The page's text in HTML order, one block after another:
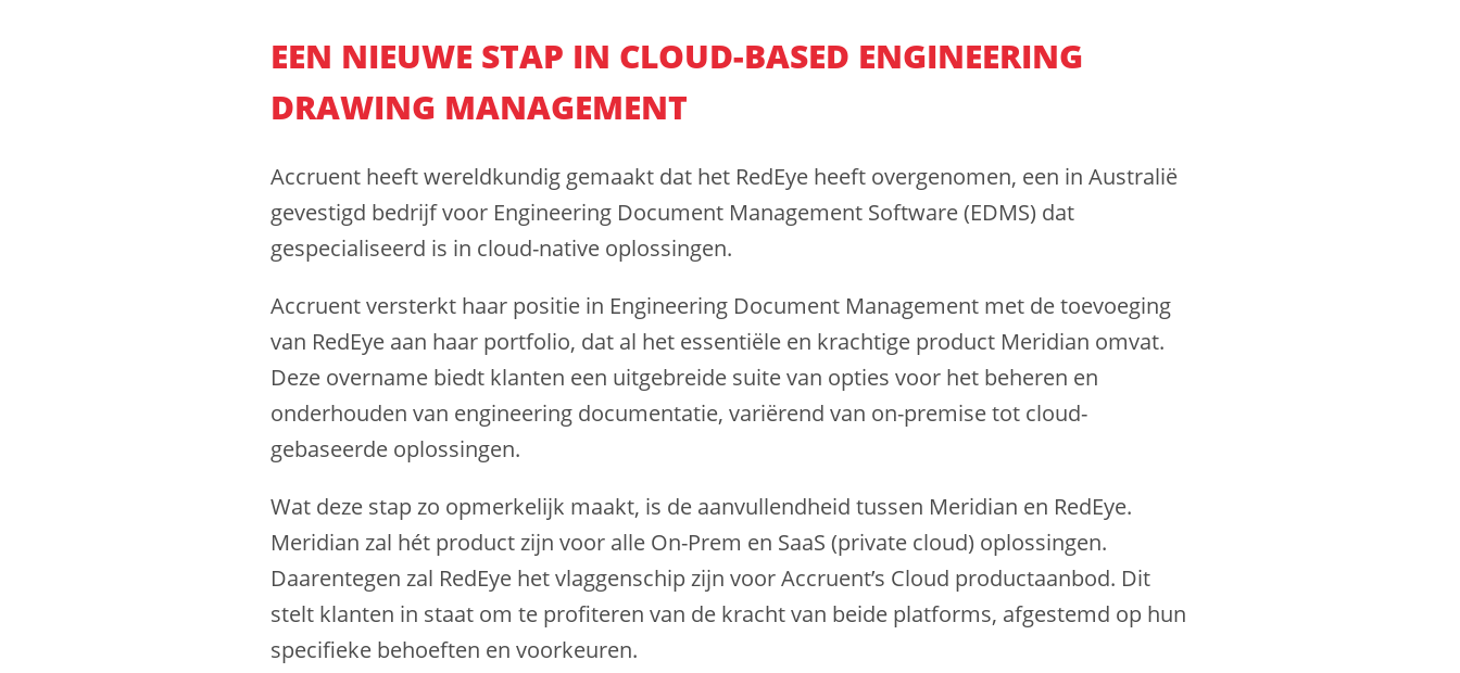
EEN NIEUWE STAP IN CLOUD-BASED ENGINEERING
DRAWING MANAGEMENT
Accruent heeft wereldkundig gemaakt dat het RedEye heeft overgenomen, een in Australië
gevestigd bedrijf voor Engineering Document Management Software (EDMS) dat
gespecialiseerd is in cloud-native oplossingen.
Accruent versterkt haar positie in Engineering Document Management met de toevoeging
van RedEye aan haar portfolio, dat al het essentiële en krachtige product Meridian omvat.
Deze overname biedt klanten een uitgebreide suite van opties voor het beheren en
onderhouden van engineering documentatie, variërend van on-premise tot cloud-
gebaseerde oplossingen.
Wat deze stap zo opmerkelijk maakt, is de aanvullendheid tussen Meridian en RedEye.
Meridian zal hét product zijn voor alle On-Prem en SaaS (private cloud) oplossingen.
Daarentegen zal RedEye het vlaggenschip zijn voor Accruent’s Cloud productaanbod. Dit
stelt klanten in staat om te profiteren van de kracht van beide platforms, afgestemd op hun
specifieke behoeften en voorkeuren.